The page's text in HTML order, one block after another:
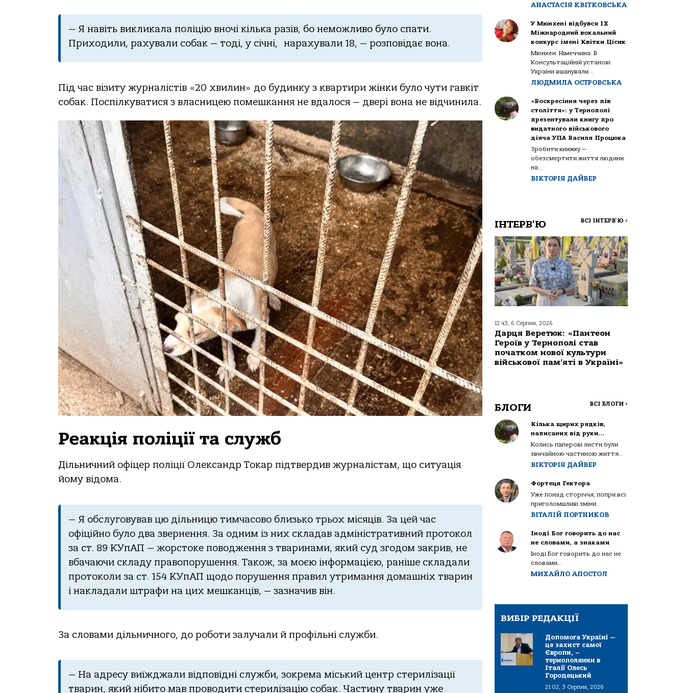
— Я навіть викликала поліцію вночі кілька разів, бо неможливо було спати.
Приходили, рахували собак — тоді, у січні, нарахували 18, — розповідає вона.
Під час візиту журналістів «20 хвилин» до будинку з квартири жінки було чути гавкіт
собак. Поспілкуватися з власницею помешкання не вдалося — двері вона не відчинила.
Реакція поліції та служб
Дільничний офіцер поліції Олександр Токар підтвердив журналістам, що ситуація
йому відома.
— Я обслуговував цю дільницю тимчасово близько трьох місяців. За цей час
офіційно було два звернення. За одним із них складав адміністративний протокол
за ст. 89 КУпАП — жорстоке поводження з тваринами, який суд згодом закрив, не
вбачаючи складу правопорушення. Також, за моєю інформацією, раніше складали
протоколи за ст. 154 КУпАП щодо порушення правил утримання домашніх тварин
і накладали штрафи на цих мешканців, — зазначив він.
За словами дільничного, до роботи залучали й профільні служби.
— На адресу виїжджали відповідні служби, зокрема міський центр стерилізації
тварин, який нібито мав проводити стерилізацію собак. Частину тварин уже
АНАСТАСІЯ КВІТКОВСЬКА
У Мюнхені відбувся IX
Міжнародний вокальний
конкурс імені Квітки Цісик
Мюнхен. Німеччина. В
Консультаційній установі
України вшанували...
ЛЮДМИЛА ОСТРОВСЬКА
«Воскресіння через пів
століття»: у Тернополі
презентували книгу про
видатного військового
діяча УПА Василя Процюка
Зробити книжку —
обезсмертити життя людини
на...
ВІКТОРІЯ ДАЙВЕР
ІНТЕРВ'Ю ВСІ ІНТЕРВ'Ю >
12:43, 6 Серпня, 2026
Дарця Веретюк: «Пантеон
Героїв у Тернополі став
початком нової культури
військової пам’яті в Україні»
БЛОГИ ВСІ БЛОГИ >
Кілька щирих рядків,
написаних від руки…
Колись паперові листи були
звичайною частиною життя...
ВІКТОРІЯ ДАЙВЕР
Фортеця Гектора
Уже понад сторіччя, попри всі
приголомшливі зміни...
ВІТАЛІЙ ПОРТНИКОВ
Іноді Бог говорить до нас
не словами, а знаками
Іноді Бог говорить до нас не
словами...
МИХАЙЛО АПОСТОЛ
ВИБІР РЕДАКЦІЇ
Допомога Україні —
це захист самої
Європи, –
тернополянин в
Італії Олесь
Городецький
21:02, 3 Серпня, 2026